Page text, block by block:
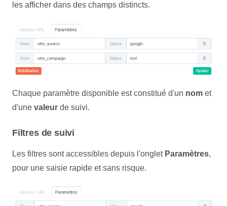
les afficher dans des champs distincts.
Chaque paramètre disponible est constitué d'un nom et
d'une valeur de suivi.
Filtres de suivi
Les filtres sont accessibles depuis l'onglet Paramètres,
pour une saisie rapide et sans risque.